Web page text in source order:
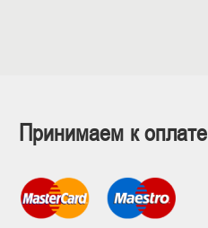
Принимаем к оплате